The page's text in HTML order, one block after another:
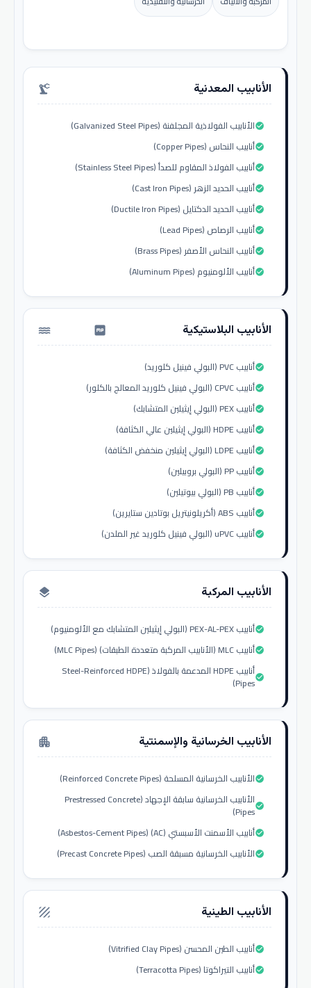
الأنابيب المعدنية precision_manufacturing
الأنابيب الفولاذية المجلفنة (Galvanized Steel Pipes)check_circle
أنابيب النحاس (Copper Pipes)check_circle
أنابيب الفولاذ المقاوم للصدأ (Stainless Steel Pipes)check_circle
أنابيب الحديد الزهر (Cast Iron Pipes)check_circle
أنابيب الحديد الدكتايل (Ductile Iron Pipes)check_circle
أنابيب الرصاص (Lead Pipes)check_circle
أنابيب النحاس الأصفر (Brass Pipes)check_circle
أنابيب الألومنيوم (Aluminum Pipes)check_circle
الأنابيب البلاستيكية water_pump
أنابيب PVC (البولي فينيل كلوريد)check_circle
أنابيب CPVC (البولي فينيل كلوريد المعالج بالكلور)check_circle
أنابيب PEX (البولي إيثيلين المتشابك)check_circle
أنابيب HDPE (البولي إيثيلين عالي الكثافة)check_circle
أنابيب LDPE (البولي إيثيلين منخفض الكثافة)check_circle
أنابيب PP (البولي بروبيلين)check_circle
أنابيب PB (البولي بيوتيلين)check_circle
أنابيب ABS (أكريلونيتريل بوتادين ستايرين)check_circle
أنابيب uPVC (البولي فينيل كلوريد غير الملدن)check_circle
الأنابيب المركبة layers
أنابيب PEX-AL-PEX (البولي إيثيلين المتشابك مع الألومنيوم)check_circle
أنابيب MLC (الأنابيب المركبة متعددة الطبقات) (MLC Pipes)check_circle
أنابيب HDPE المدعمة بالفولاذ (Steel-Reinforced HDPE
Pipes)check_circle
الأنابيب الخرسانية والإسمنتية apartment
الأنابيب الخرسانية المسلحة (Reinforced Concrete Pipes)check_circle
الأنابيب الخرسانية سابقة الإجهاد (Prestressed Concrete
Pipes)check_circle
أنابيب الأسمنت الأسبستي (AC) (Asbestos-Cement Pipes)check_circle
الأنابيب الخرسانية مسبقة الصب (Precast Concrete Pipes)check_circle
الأنابيب الطينية texture
أنابيب الطين المحسن (Vitrified Clay Pipes)check_circle
أنابيب التيراكوتا (Terracotta Pipes)check_circle